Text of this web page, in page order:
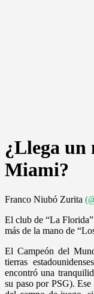
¿Llega un
Miami?
Franco Niubó Zurita
El club de “La
más de la mano de
El Campeón del
tierras
encontró una
su paso por PSG).